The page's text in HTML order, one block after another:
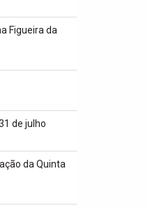
Figueira da
de julho
da Quinta